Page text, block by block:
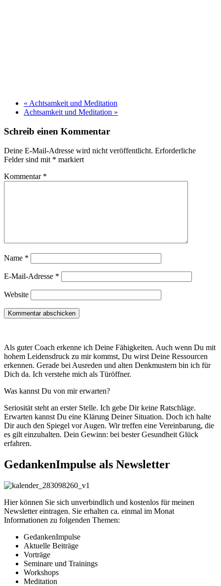
« Achtsamkeit und Meditation
Achtsamkeit und Meditation »
Schreib einen Kommentar
Deine E-Mail-Adresse wird nicht veröffentlicht. Erforderliche
Felder sind mit * markiert
Kommentar *
Name *
E-Mail-Adresse *
Website
Als guter Coach erkenne ich Deine Fähigkeiten. Auch wenn Du mit
hohem Leidensdruck zu mir kommst, Du wirst Deine Ressourcen
erkennen. Gerade bei Ausreden und alten Denkmustern bin ich für
Dich da. Ich verstehe mich als Türöffner.
Was kannst Du von mir erwarten?
Seriosität steht an erster Stelle. Ich gebe Dir keine Ratschläge.
Erwarten kannst Du eine Klärung Deiner Situation. Doch ich halte
Dir auch den Spiegel vor Augen. Wir treffen eine Vereinbarung, die
es gilt einzuhalten. Dein Gewinn: bei bester Gesundheit Glück
erfahren.
GedankenImpulse als Newsletter
Hier können Sie sich unverbindlich und kostenlos für meinen
Newsletter eintragen. Sie erhalten ca. einmal im Monat
Informationen zu folgenden Themen:
GedankenImpulse
Aktuelle Beiträge
Vorträge
Seminare und Trainings
Workshops
Meditation